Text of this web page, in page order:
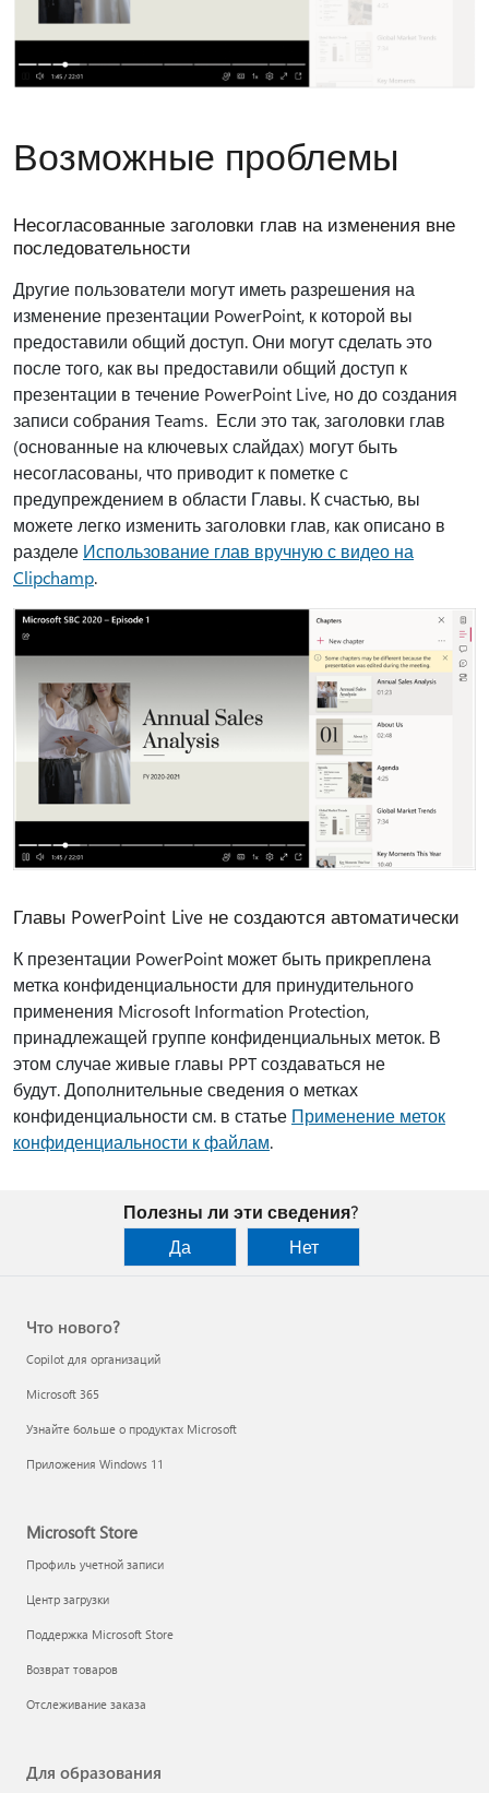
Возможные проблемы
Несогласованные заголовки глав на изменения вне
последовательности
Другие пользователи могут иметь разрешения на
изменение презентации PowerPoint, к которой вы
предоставили общий доступ. Они могут сделать это
после того, как вы предоставили общий доступ к
презентации в течение PowerPoint Live, но до создания
записи собрания Teams. Если это так, заголовки глав
(основанные на ключевых слайдах) могут быть
несогласованы, что приводит к пометке с
предупреждением в области Главы. К счастью, вы
можете легко изменить заголовки глав, как описано в
разделе Использование глав вручную с видео на
Clipchamp.
Главы PowerPoint Live не создаются автоматически
К презентации PowerPoint может быть прикреплена
метка конфиденциальности для принудительного
применения Microsoft Information Protection,
принадлежащей группе конфиденциальных меток. В
этом случае живые главы PPT создаваться не
будут. Дополнительные сведения о метках
конфиденциальности см. в статье Применение меток
конфиденциальности к файлам.
Полезны ли эти сведения?
Да
Нет
Что нового?
Copilot для организаций
Microsoft 365
Узнайте больше о продуктах Microsoft
Приложения Windows 11
Microsoft Store
Профиль учетной записи
Центр загрузки
Поддержка Microsoft Store
Возврат товаров
Отслеживание заказа
Для образования